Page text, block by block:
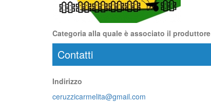
Categoria alla quale è associato il produttore
Contatti
Indirizzo
ceruzzicarmelita@gmail.com